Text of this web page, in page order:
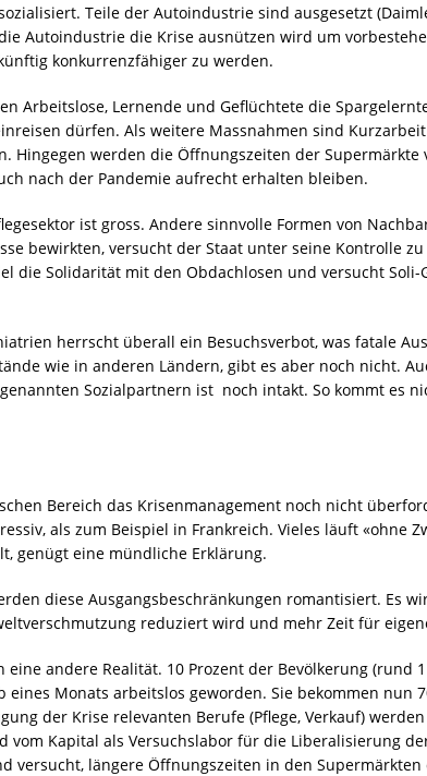
Teile der Autoindustrie sind ausgesetzt
Autoindustrie die Krise ausnützen wird um
konkurrenzfähiger zu werden.
Arbeitslose, Lernende und Geflüchtete die
dürfen. Als weitere Massnahmen sind
Hingegen werden die Öffnungszeiten der Supermärkte
nach der Pandemie aufrecht erhalten bleiben.
ist gross. Andere sinnvolle Formen von
bewirkten, versucht der Staat unter seine Kontrolle
die Solidarität mit den Obdachlosen und versucht Soli-
herrscht überall ein Besuchsverbot, was fatale
wie in anderen Ländern, gibt es aber noch nicht.
Sozialpartnern ist noch intakt. So kommt es
Bereich das Krisenmanagement noch nicht
als zum Beispiel in Frankreich. Vieles läuft «ohne
genügt eine mündliche Erklärung.
diese Ausgangsbeschränkungen romantisiert. Es
reduziert wird und mehr Zeit für
eine andere Realität. 10 Prozent der Bevölkerung (rund
eines Monats arbeitslos geworden. Sie bekommen nun
der Krise relevanten Berufe (Pflege, Verkauf)
vom Kapital als Versuchslabor für die Liberalisierung
versucht, längere Öffnungszeiten in den Supermärkten